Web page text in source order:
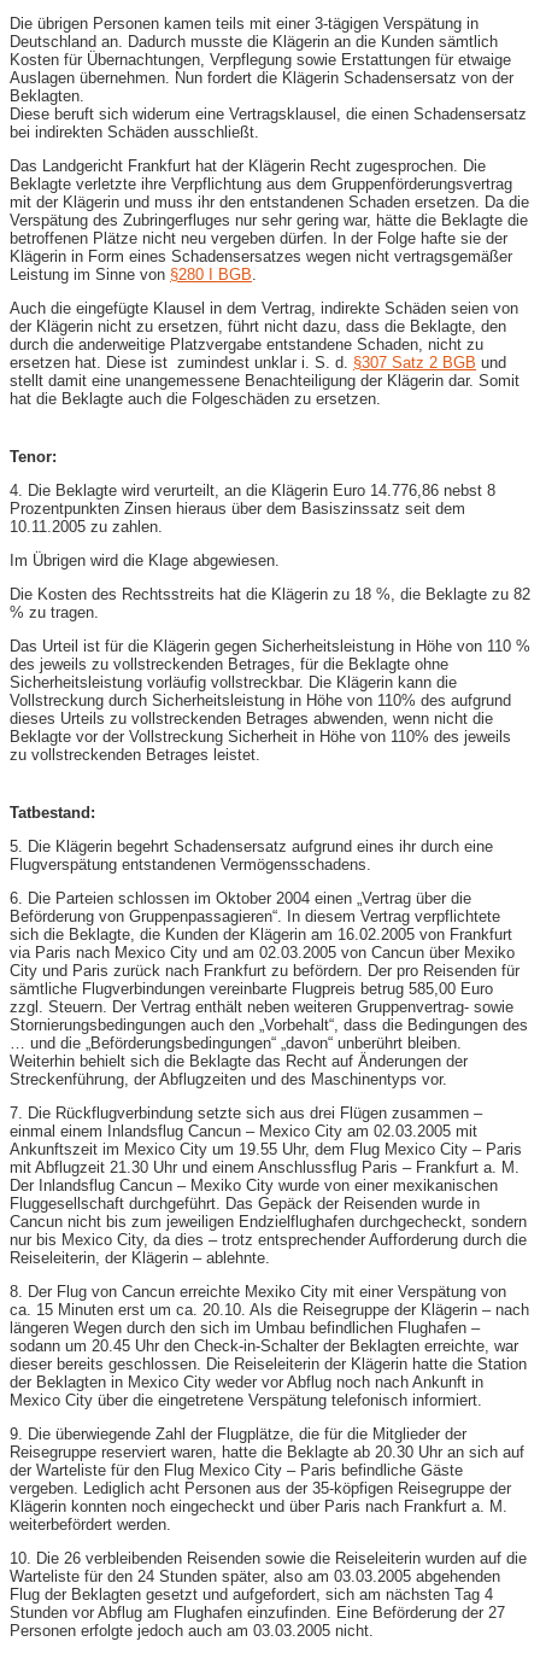
Die übrigen Personen kamen teils mit einer 3-tägigen Verspätung in
Deutschland an. Dadurch musste die Klägerin an die Kunden sämtlich
Kosten für Übernachtungen, Verpflegung sowie Erstattungen für etwaige
Auslagen übernehmen. Nun fordert die Klägerin Schadensersatz von der
Beklagten.
Diese beruft sich widerum eine Vertragsklausel, die einen Schadensersatz
bei indirekten Schäden ausschließt.
Das Landgericht Frankfurt hat der Klägerin Recht zugesprochen. Die
Beklagte verletzte ihre Verpflichtung aus dem Gruppenförderungsvertrag
mit der Klägerin und muss ihr den entstandenen Schaden ersetzen. Da die
Verspätung des Zubringerfluges nur sehr gering war, hätte die Beklagte die
betroffenen Plätze nicht neu vergeben dürfen. In der Folge hafte sie der
Klägerin in Form eines Schadensersatzes wegen nicht vertragsgemäßer
Leistung im Sinne von §280 I BGB
Auch die eingefügte Klausel in dem Vertrag, indirekte Schäden seien von
der Klägerin nicht zu ersetzen, führt nicht dazu, dass die Beklagte, den
durch die anderweitige Platzvergabe entstandene Schaden, nicht zu
ersetzen hat. Diese ist zumindest unklar i. S. d. §307 Satz 2 BGB und
stellt damit eine unangemessene Benachteiligung der Klägerin dar. Somit
hat die Beklagte auch die Folgeschäden zu ersetzen.
Tenor:
4. Die Beklagte wird verurteilt, an die Klägerin Euro 14.776,86 nebst 8
Prozentpunkten Zinsen hieraus über dem Basiszinssatz seit dem
10.11.2005 zu zahlen.
Im Übrigen wird die Klage abgewiesen.
Die Kosten des Rechtsstreits hat die Klägerin zu 18 %, die Beklagte zu 82
% zu tragen.
Das Urteil ist für die Klägerin gegen Sicherheitsleistung in Höhe von 110 %
des jeweils zu vollstreckenden Betrages, für die Beklagte ohne
Sicherheitsleistung vorläufig vollstreckbar. Die Klägerin kann die
Vollstreckung durch Sicherheitsleistung in Höhe von 110% des aufgrund
dieses Urteils zu vollstreckenden Betrages abwenden, wenn nicht die
Beklagte vor der Vollstreckung Sicherheit in Höhe von 110% des jeweils
zu vollstreckenden Betrages leistet.
Tatbestand:
5. Die Klägerin begehrt Schadensersatz aufgrund eines ihr durch eine
Flugverspätung entstandenen Vermögensschadens.
6. Die Parteien schlossen im Oktober 2004 einen „Vertrag über die
Beförderung von Gruppenpassagieren“. In diesem Vertrag verpflichtete
sich die Beklagte, die Kunden der Klägerin am 16.02.2005 von Frankfurt
via Paris nach Mexico City und am 02.03.2005 von Cancun über Mexiko
City und Paris zurück nach Frankfurt zu befördern. Der pro Reisenden für
sämtliche Flugverbindungen vereinbarte Flugpreis betrug 585,00 Euro
zzgl. Steuern. Der Vertrag enthält neben weiteren Gruppenvertrag- sowie
Stornierungsbedingungen auch den „Vorbehalt“, dass die Bedingungen des
… und die „Beförderungsbedingungen“ „davon“ unberührt bleiben.
Weiterhin behielt sich die Beklagte das Recht auf Änderungen der
Streckenführung, der Abflugzeiten und des Maschinentyps vor.
7. Die Rückflugverbindung setzte sich aus drei Flügen zusammen –
einmal einem Inlandsflug Cancun – Mexico City am 02.03.2005 mit
Ankunftszeit im Mexico City um 19.55 Uhr, dem Flug Mexico City – Paris
mit Abflugzeit 21.30 Uhr und einem Anschlussflug Paris – Frankfurt a. M.
Der Inlandsflug Cancun – Mexiko City wurde von einer mexikanischen
Fluggesellschaft durchgeführt. Das Gepäck der Reisenden wurde in
Cancun nicht bis zum jeweiligen Endzielflughafen durchgecheckt, sondern
nur bis Mexico City, da dies – trotz entsprechender Aufforderung durch die
Reiseleiterin, der Klägerin – ablehnte.
8. Der Flug von Cancun erreichte Mexiko City mit einer Verspätung von
ca. 15 Minuten erst um ca. 20.10. Als die Reisegruppe der Klägerin – nach
längeren Wegen durch den sich im Umbau befindlichen Flughafen –
sodann um 20.45 Uhr den Check-in-Schalter der Beklagten erreichte, war
dieser bereits geschlossen. Die Reiseleiterin der Klägerin hatte die Station
der Beklagten in Mexico City weder vor Abflug noch nach Ankunft in
Mexico City über die eingetretene Verspätung telefonisch informiert.
9. Die überwiegende Zahl der Flugplätze, die für die Mitglieder der
Reisegruppe reserviert waren, hatte die Beklagte ab 20.30 Uhr an sich auf
der Warteliste für den Flug Mexico City – Paris befindliche Gäste
vergeben. Lediglich acht Personen aus der 35-köpfigen Reisegruppe der
Klägerin konnten noch eingecheckt und über Paris nach Frankfurt a. M.
weiterbefördert werden.
10. Die 26 verbleibenden Reisenden sowie die Reiseleiterin wurden auf die
Warteliste für den 24 Stunden später, also am 03.03.2005 abgehenden
Flug der Beklagten gesetzt und aufgefordert, sich am nächsten Tag 4
Stunden vor Abflug am Flughafen einzufinden. Eine Beförderung der 27
Personen erfolgte jedoch auch am 03.03.2005 nicht.